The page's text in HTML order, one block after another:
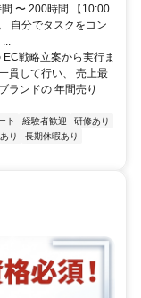
〜 200時間 【10:00
自分でタスクをコン
戦略立案から実行ま
貫して行い、 売上最
ランドの 年間売り
ト 経験者歓迎
研修あり
り
長期休暇あり